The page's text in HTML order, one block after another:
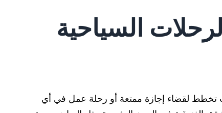
السياحية
تخطط لقضاء إجازة ممتعة أو رحلة عمل في أي